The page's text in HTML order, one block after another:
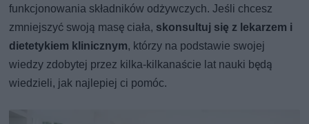
funkcjonowania składników odżywczych. Jeśli chcesz
zmniejszyć swoją masę ciała, skonsultuj się z lekarzem i
dietetykiem klinicznym, którzy na podstawie swojej
wiedzy zdobytej przez kilka-kilkanaście lat nauki będą
wiedzieli, jak najlepiej ci pomóc.